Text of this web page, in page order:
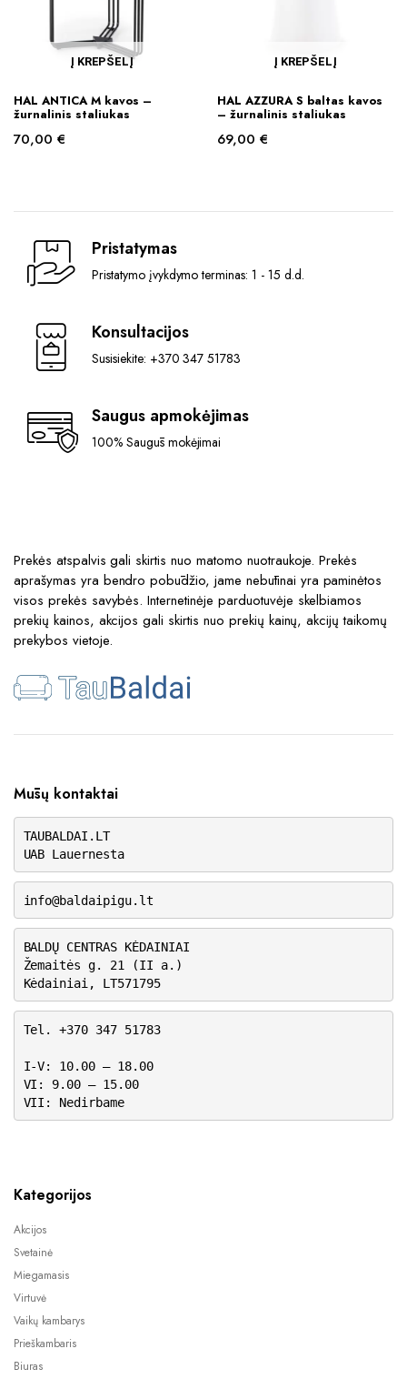
Į KREPŠELĮ
HAL ANTICA M kavos –
žurnalinis staliukas
70,00 €
Į KREPŠELĮ
HAL AZZURA S baltas kavos
– žurnalinis staliukas
69,00 €
Pristatymas
Pristatymo įvykdymo terminas: 1 - 15 d.d.
Konsultacijos
Susisiekite: +370 347 51783
Saugus apmokėjimas
100% Saugūs mokėjimai
Prekės atspalvis gali skirtis nuo matomo nuotraukoje. Prekės
aprašymas yra bendro pobūdžio, jame nebūtinai yra paminėtos
visos prekės savybės. Internetinėje parduotuvėje skelbiamos
prekių kainos, akcijos gali skirtis nuo prekių kainų, akcijų taikomų
prekybos vietoje.
Mūsų kontaktai
TAUBALDAI.LT
UAB Lauernesta
info@baldaipigu.lt
BALDŲ CENTRAS KĖDAINIAI
Žemaitės g. 21 (II a.)
Kėdainiai, LT571795
Tel. +370 347 51783
I-V: 10.00 – 18.00
VI: 9.00 – 15.00
VII: Nedirbame
Kategorijos
Akcijos
Svetainė
Miegamasis
Virtuvė
Vaikų kambarys
Prieškambaris
Biuras